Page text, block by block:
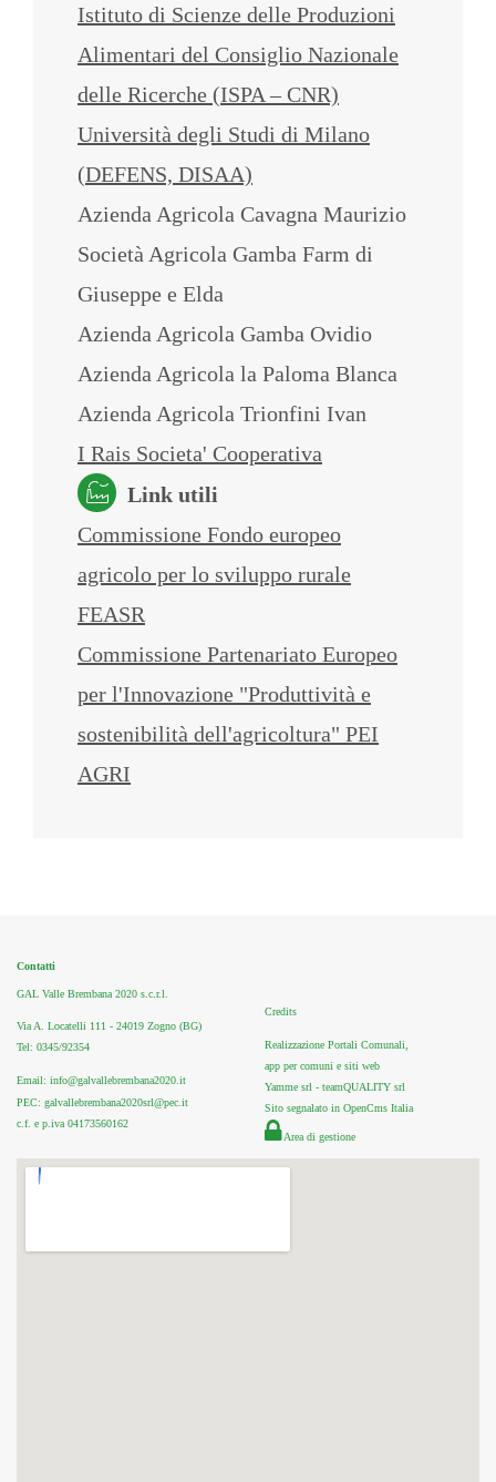
Istituto di Scienze delle Produzioni
Alimentari del Consiglio Nazionale
delle Ricerche (ISPA – CNR)
Università degli Studi di Milano
(DEFENS, DISAA)
Azienda Agricola Cavagna Maurizio
Società Agricola Gamba Farm di
Giuseppe e Elda
Azienda Agricola Gamba Ovidio
Azienda Agricola la Paloma Blanca
Azienda Agricola Trionfini Ivan
I Rais Societa' Cooperativa
Link utili
Commissione Fondo europeo
agricolo per lo sviluppo rurale
FEASR
Commissione Partenariato Europeo
per l'Innovazione "Produttività e
sostenibilità dell'agricoltura" PEI
AGRI
Contatti
GAL Valle Brembana 2020 s.c.r.l.
Via A. Locatelli 111 - 24019 Zogno (BG)
Tel: 0345/92354
Email: info@galvallebrembana2020.it
PEC: galvallebrembana2020srl@pec.it
c.f. e p.iva 04173560162
Credits
Realizzazione Portali Comunali,
app per comuni e siti web
Yamme srl - teamQUALITY srl
Sito segnalato in OpenCms Italia
Area di gestione